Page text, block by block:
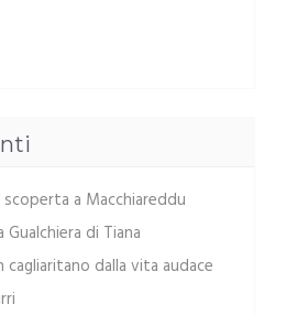
a Macchiareddu
Gualchiera di Tiana
cagliaritano dalla vita audace